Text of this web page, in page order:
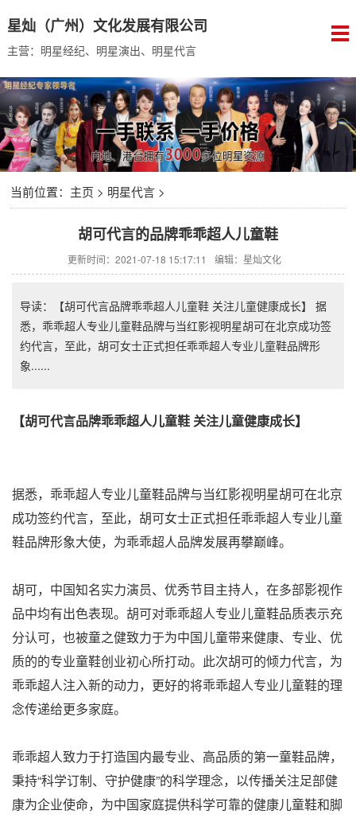
星灿（广州）文化发展有限公司
主营：明星经纪、明星演出、明星代言
当前位置： 主页 > 明星代言>
胡可代言的品牌乖乖超人儿童鞋
更新时间：2021-07-18 15:17:11 编辑：星灿文化
导读：【胡可代言品牌乖乖超人儿童鞋 关注儿童健康成长】 据
悉，乖乖超人专业儿童鞋品牌与当红影视明星胡可在北京成功签
约代言，至此，胡可女士正式担任乖乖超人专业儿童鞋品牌形
象......
【胡可代言品牌乖乖超人儿童鞋 关注儿童健康成长】
据悉，乖乖超人专业儿童鞋品牌与当红影视明星胡可在北京
成功签约代言，至此，胡可女士正式担任乖乖超人专业儿童
鞋品牌形象大使，为乖乖超人品牌发展再攀巅峰。
胡可，中国知名实力演员、优秀节目主持人，在多部影视作
品中均有出色表现。胡可对乖乖超人专业儿童鞋品质表示充
分认可，也被童之健致力于为中国儿童带来健康、专业、优
质的的专业童鞋创业初心所打动。此次胡可的倾力代言，为
乖乖超人注入新的动力，更好的将乖乖超人专业儿童鞋的理
念传递给更多家庭。
乖乖超人致力于打造国内最专业、高品质的第一童鞋品牌，
秉持“科学订制、守护健康”的科学理念，以传播关注足部健
康为企业使命，为中国家庭提供科学可靠的健康儿童鞋和脚